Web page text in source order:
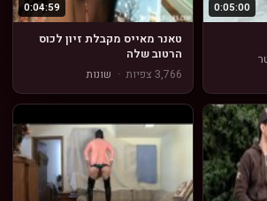
0:05:00
0:04:59
טאנר מאייס מקבלת זיון לכוס
הרטוב שלה
3,766 צפיות
· שונות